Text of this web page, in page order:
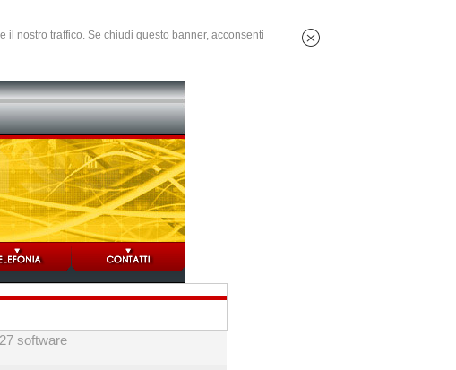
nostro traffico. Se chiudi questo banner, acconsenti
software